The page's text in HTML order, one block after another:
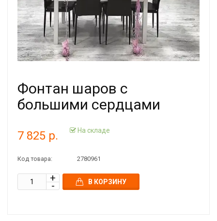
Фонтан шаров с
большими сердцами
7 825 р. На складе
Код товара: 2780961
В КОРЗИНУ